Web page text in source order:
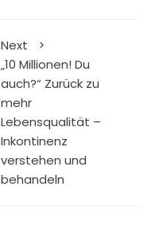
Next
„10 Millionen! Du
auch?“ Zurück zu
mehr
Lebensqualität –
Inkontinenz
verstehen und
behandeln